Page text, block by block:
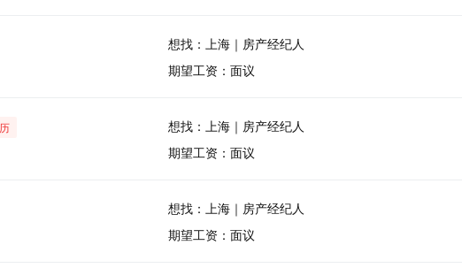
想找：上海｜房产经纪人
期望工资：面议
想找：上海｜房产经纪人
期望工资：面议
想找：上海｜房产经纪人
期望工资：面议